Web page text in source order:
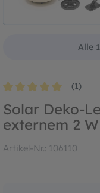
Alle
(1)
Solar Deko-
externem 2
Artikel-Nr.: 106110